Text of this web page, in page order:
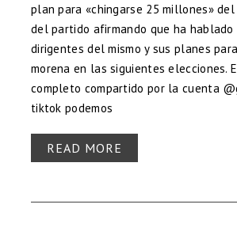
plan para «chingarse 25 millones»
del partido afirmando que ha hablado
dirigentes del mismo y sus planes
morena en las siguientes elecciones.
completo compartido por la cuenta
tiktok podemos
READ MORE